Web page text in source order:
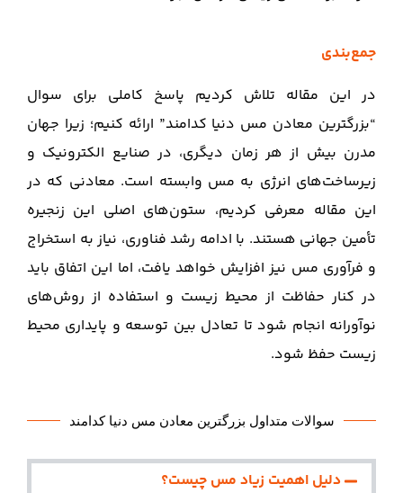
جمع‌بندی
در این مقاله تلاش کردیم پاسخ کاملی برای سوال
“بزرگترین معادن مس دنیا کدامند” ارائه کنیم؛ زیرا جهان
مدرن بیش از هر زمان دیگری، در صنایع الکترونیک و
زیرساخت‌های انرژی به مس وابسته است. معادنی که در
این مقاله معرفی کردیم، ستون‌های اصلی این زنجیره
تأمین جهانی هستند. با ادامه رشد فناوری، نیاز به استخراج
و فرآوری مس نیز افزایش خواهد یافت، اما این اتفاق باید
در کنار حفاظت از محیط زیست و استفاده از روش‌های
نوآورانه انجام شود تا تعادل بین توسعه و پایداری محیط
زیست حفظ شود.
سوالات متداول بزرگترین معادن مس دنیا کدامند
دلیل اهمیت زیاد مس چیست؟